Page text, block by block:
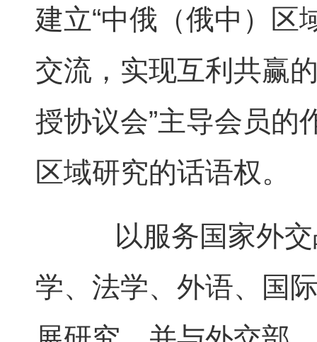
建立“中俄（俄中）区
交流，实现互利共赢
授协议会”主导会员的
区域研究的话语权。
以服务国家外交
学、法学、外语、国